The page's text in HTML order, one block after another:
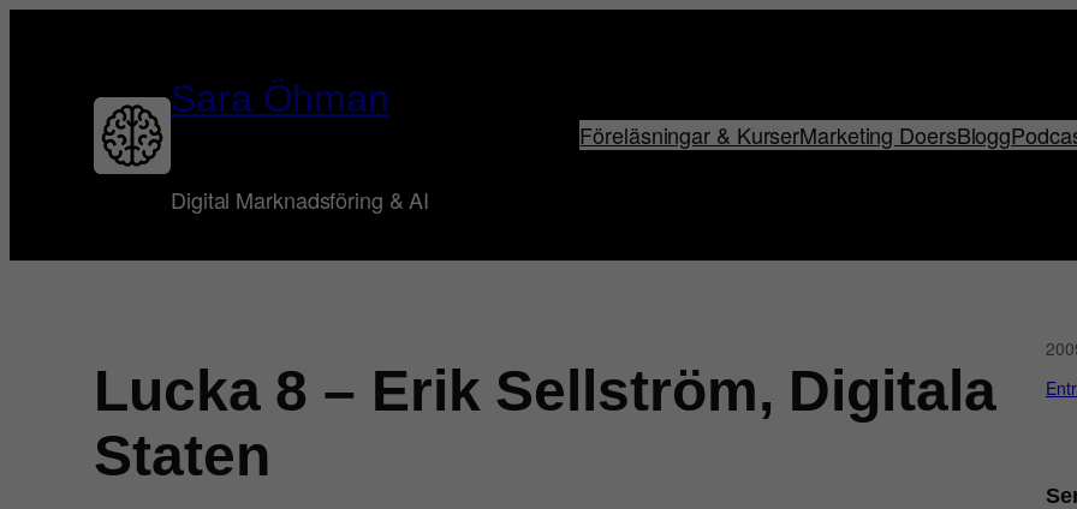
Sara Öhman
Digital Marknadsföring & AI
Föreläsningar & KurserMarketing DoersBlogg
Lucka 8 – Erik Sellström, Digitala
Staten